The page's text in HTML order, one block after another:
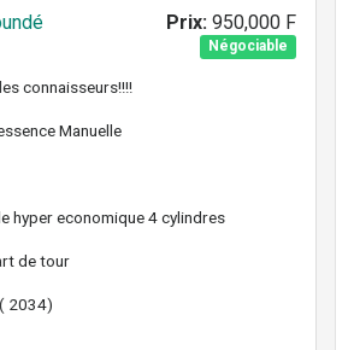
Prix: 950,000 F
Négociable
connaisseurs!!!!
Manuelle
hyper economique 4 cylindres
de tour
2034)